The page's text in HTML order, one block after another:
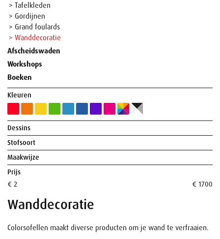
> Tafelkleden
> Gordijnen
> Grand foulards
> Wanddecoratie
Afscheidswaden
Workshops
Boeken
Kleuren
Dessins
Stofsoort
Maakwijze
Prijs
€ 2
€ 1700
Wanddecoratie
Colorsofellen maakt diverse producten om je wand te verfraaien.